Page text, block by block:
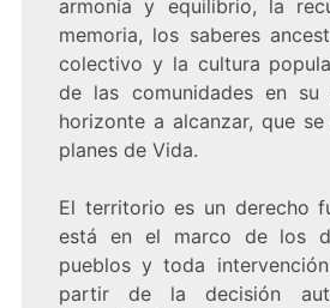
armonía y equilibrio, la
memoria, los saberes
colectivo y la cultura
de las comunidades en
horizonte a alcanzar, que
planes de Vida.
El territorio es un derecho
está en el marco de los
pueblos y toda
partir de la decisión